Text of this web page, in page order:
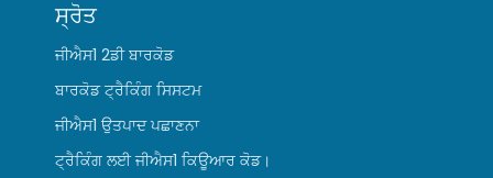
ਸ੍ਰੋਤ
ਜੀਐਸ1 2ਡੀ ਬਾਰਕੋਡ
ਬਾਰਕੋਡ ਟ੍ਰੈਕਿੰਗ ਸਿਸਟਮ
ਜੀਐਸ1 ਉਤਪਾਦ ਪਛਾਣਨਾ
ਟ੍ਰੈਕਿੰਗ ਲਈ ਜੀਐਸ1 ਕਿਊਆਰ ਕੋਡ।